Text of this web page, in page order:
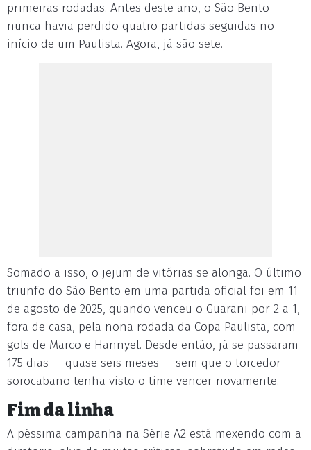
primeiras rodadas. Antes deste ano, o São Bento
nunca havia perdido quatro partidas seguidas no
início de um Paulista. Agora, já são sete.
Somado a isso, o jejum de vitórias se alonga. O último
triunfo do São Bento em uma partida oficial foi em 11
de agosto de 2025, quando venceu o Guarani por 2 a 1,
fora de casa, pela nona rodada da Copa Paulista, com
gols de Marco e Hannyel. Desde então, já se passaram
175 dias — quase seis meses — sem que o torcedor
sorocabano tenha visto o time vencer novamente.
Fim da linha
A péssima campanha na Série A2 está mexendo com a